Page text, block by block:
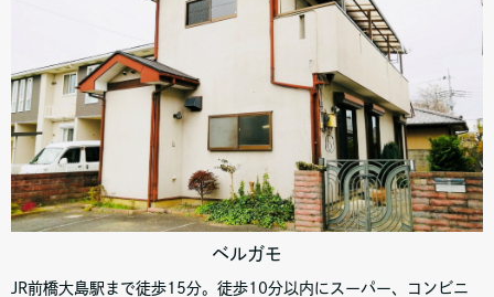
ベルガモ
JR前橋大島駅まで徒歩15分。徒歩10分以内にスーパー、コンビニ